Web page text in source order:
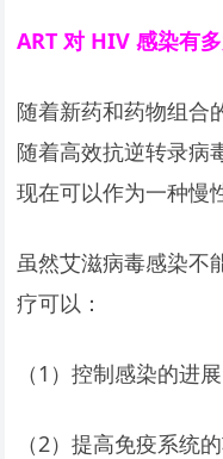
ART 对 HIV 感染有
随着新药和药物组合
随着高效抗逆转录病
现在可以作为一种慢
虽然艾滋病毒感染不
疗可以：
（1）控制感染的进展
（2）提高免疫系统